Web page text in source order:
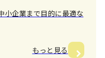
小企業まで目的に最適な
もっと見る